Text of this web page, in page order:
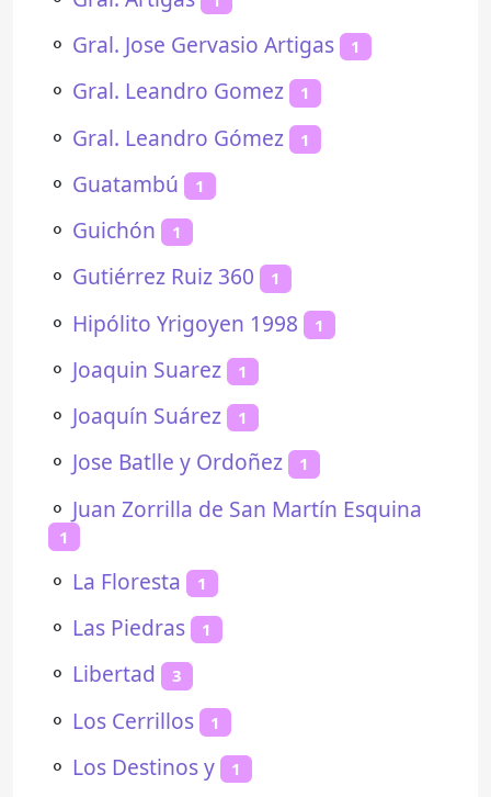
⚬ Gral. Jose Gervasio Artigas 1
⚬ Gral. Leandro Gomez 1
⚬ Gral. Leandro Gómez 1
⚬ Guatambú 1
⚬ Guichón 1
⚬ Gutiérrez Ruiz 360 1
⚬ Hipólito Yrigoyen 1998 1
⚬ Joaquin Suarez 1
⚬ Joaquín Suárez 1
⚬ Jose Batlle y Ordoñez 1
⚬ Juan Zorrilla de San Martín Esquina
1
⚬ La Floresta 1
⚬ Las Piedras 1
⚬ Libertad 3
⚬ Los Cerrillos 1
⚬ Los Destinos y 1